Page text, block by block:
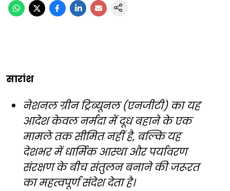
सारांश
नेशनल ग्रीन ट्रिब्यूनल (एनजीटी) का यह
आदेश केवल नर्मदा में दूध बहाने के एक
मामले तक सीमित नहीं है, बल्कि यह
देशभर में धार्मिक आस्था और पर्यावरण
संरक्षण के बीच संतुलन बनाने की जरूरत
का महत्वपूर्ण संदेश देता है।